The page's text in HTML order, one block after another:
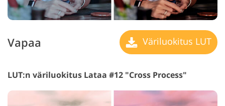
Vapaa Väriluokitus LUT
LUT:n väriluokitus Lataa #12 "Cross Process"